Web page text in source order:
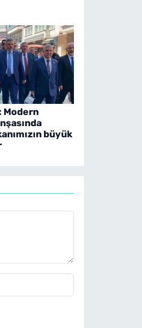
Modern
büyük